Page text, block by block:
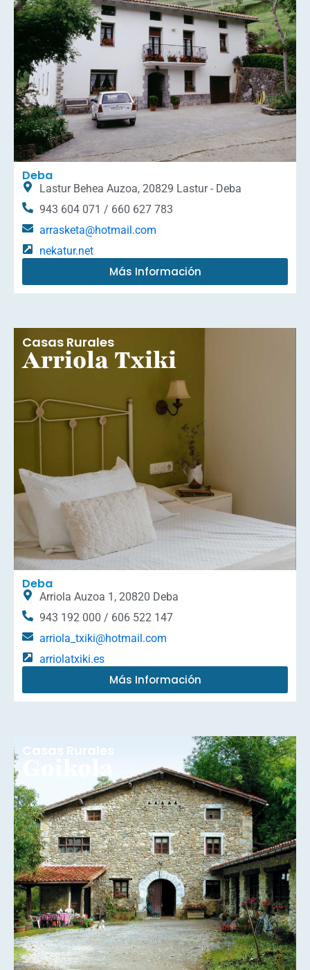
Deba
Lastur Behea Auzoa, 20829 Lastur - Deba
943 604 071 / 660 627 783
arrasketa@hotmail.com
nekatur.net
Más Información
Casas Rurales
Arriola Txiki
Deba
Arriola Auzoa 1, 20820 Deba
943 192 000 / 606 522 147
arriola_txiki@hotmail.com
arriolatxiki.es
Más Información
Casas Rurales
Goikola